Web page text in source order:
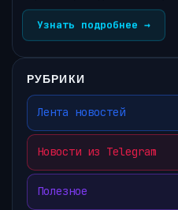
Узнать подробнее →
РУБРИКИ
Лента новостей
Новости из Telegram
Полезное